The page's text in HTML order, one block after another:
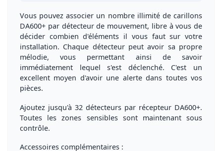
Vous pouvezassocier un nombre illimité de carillons
DA600+ par détecteur de mouvement, libre à vous de
décider combien d'éléments il vous faut sur votre
installation. Chaque détecteur peut avoir sa propre
mélodie, vous permettant ainsi de savoir
immédiatement lequel s'est déclenché. C'est un
excellent moyen d'avoir une alerte dans toutes vos
pièces.
Ajoutez jusqu'à 32 détecteurs par récepteur DA600+.
Toutes leszones sensibles sont maintenant sous
contrôle.
Accessoires complémentaires :